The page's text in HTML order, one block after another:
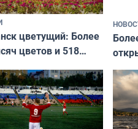
цветущий: Более
цветов и 518
край